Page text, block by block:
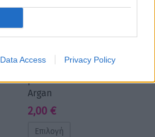
Data Access Privacy Policy
Κερί αποτρίχωσης
ρολέτα λιποδιαλυτό
Argan
2,00 €
Επιλογή